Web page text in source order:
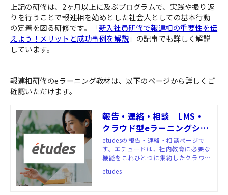
上記の研修は、2ヶ月以上に及ぶプログラムで、実践や振り返
りを行うことで報連相を始めとした社会人としての基本行動
の定着を図る研修です。「新入社員研修で報連相の重要性を伝
えよう！メリットと成功事例を解説」の記事でも詳しく解説
しています。
報連相研修のeラーニング教材は、以下のページから詳しくご
確認いただけます。
報告・連絡・相談｜LMS・
クラウド型eラーニングシス
テム「etudes（エチュー
ド）」
etudesの報告・連絡・相談ページで
す。エチュードは、社内教育に必要な
機能をこれひとつに集約したクラウド
講者にも管理者にも使いやすいUI/UX
etudes